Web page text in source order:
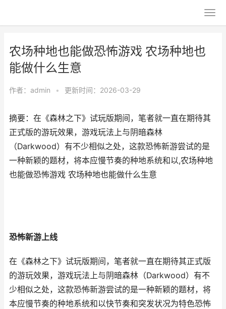
农场种地也能做恐怖游戏 农场种地也
能做什么生意
作者： admin • 更新时间：2026-03-29
摘要：在《森林之下》试玩版期间，笔者就一直在期待其
正式版的游玩效果，游戏玩法上与阴暗森林
（Darkwood）有不少相似之处，这款恐怖新游尝试的是
一种新颖的题材，将本应慢节奏的种地系统和以,农场种地
也能做恐怖游戏 农场种地也能做什么生意
恐怖新游上线
在《森林之下》试玩版期间，笔者就一直在期待其正式版
的游玩效果，游戏玩法上与阴暗森林（Darkwood）有不
少相似之处，这款恐怖新游尝试的是一种新颖的题材，将
本应慢节奏的种地系统和以快节奏和突发状况为特色恐怖